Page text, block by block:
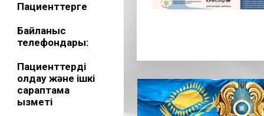
Пациенттерге
Байланыс
телефондары:
Пациенттерді
қолдау және ішкі
сараптама
қызметі